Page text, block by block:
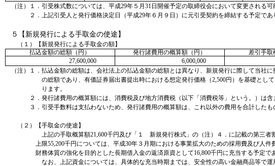
（注）１． 引受株式数については、平成29年５月31日開催予定の取締役会において変更される可
２．上記引受人と発行価格決定日（平成29年６月９日）に元引受契約を締結する予定であ
５【新規発行による手取金の使途】
（１）【新規発行による手取金の額】
払込金額の総額（円）
発行諸費用の概算額（円）
差引手取
27,600,000
6,000,000
（注）１．払込金額の総額は、会社法上の払込金額の総額とは異なり、新規発行に際して当社に
の総額であり、有価証券届出書提出時における想定発行価格（2,500円）を基礎とし
ります。
２．発行諸費用の概算額には、消費税及び地方消費税（以下「消費税等」という。）は含
３．引受手数料は支払わないため、発行諸費用の概算額は、これ以外の費用を合計したも
（２）【手取金の使途】
上記の手取概算額21,600千円及び「１ 新規発行株式」の（注）４．に記載の第三者
上限55,200千円については、 平成30年３月期における事業拡大のための採用費及び人件
財務体質の強化を目的とした長期借入金の返済原資として16,800千円に充当する予定で
なお、上記資金については、具体的な充当時期までは、安全性の高い金融商品等で運